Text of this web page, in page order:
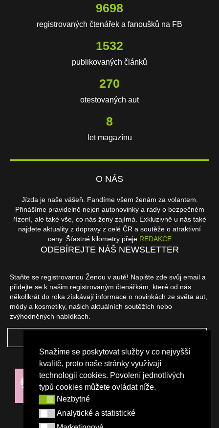
Snažíme se poskytovat služby v co nejvyšší
kvalitě, proto naše stránky využívají
technologii cookies. Povolení jednotlivých
typů cookies můžete ovládat níže.
NezbytnéNezbytné
Analytické a statistické
Analytické a statistické
14778
registrovaných čtenářek a fanoušků na FB
2335
publikovaných článků
411
otestovaných aut
11
let magazínu
O NÁS
Jízda je naše vášeň. Fandíme všem ženám za volantem.
Přinášíme pravidelně nejen autonovinky a rady o bezpečném
řízení, ale také vše, co nás ženy zajímá. Exkluzivně u nás také
najdete aktuality z dopravy z celé ČR a soutěže o atraktivní
ceny. Šťastné kilometry přeje REDAKCE
ODEBÍREJTE NÁŠ NEWSLETTER
Staňte se registrovanou Ženou v autě! Napište zde svůj email a
přidejte se k našim registrovaným čtenářkám, které od nás
několikrát do roka získávají informace o novinkách ze světa aut,
módy a kosmetiky, našich aktuálních soutěžích nebo
zvýhodněných nabídkách.
NAŠI PARTNEŘI